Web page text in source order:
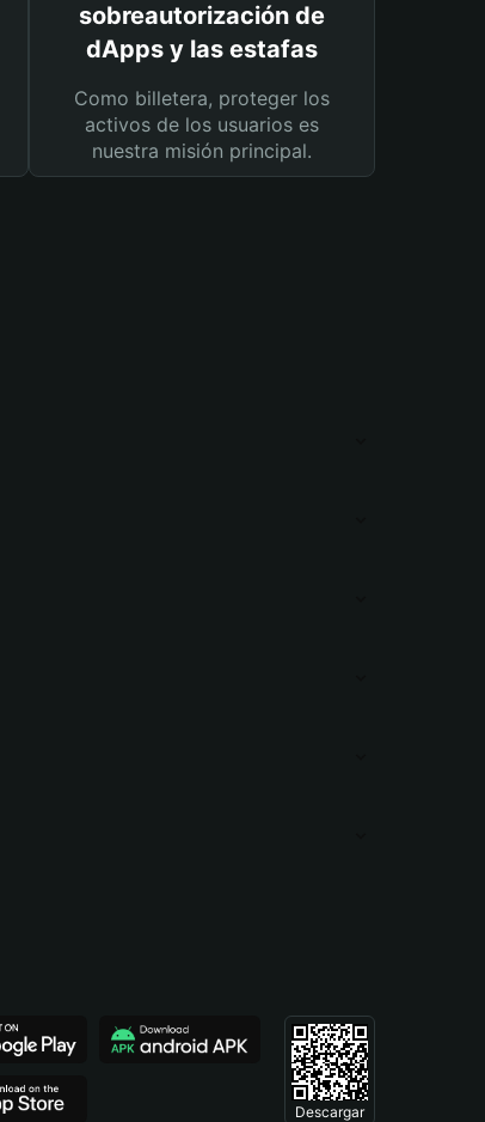
sobreautorización de
dApps y las estafas
Como billetera, proteger los
activos de los usuarios es
nuestra misión principal.
Descargar